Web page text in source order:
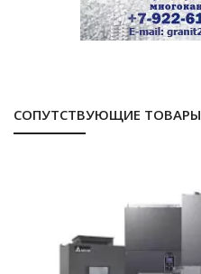
СОПУТСТВУЮЩИЕ ТОВАРЫ